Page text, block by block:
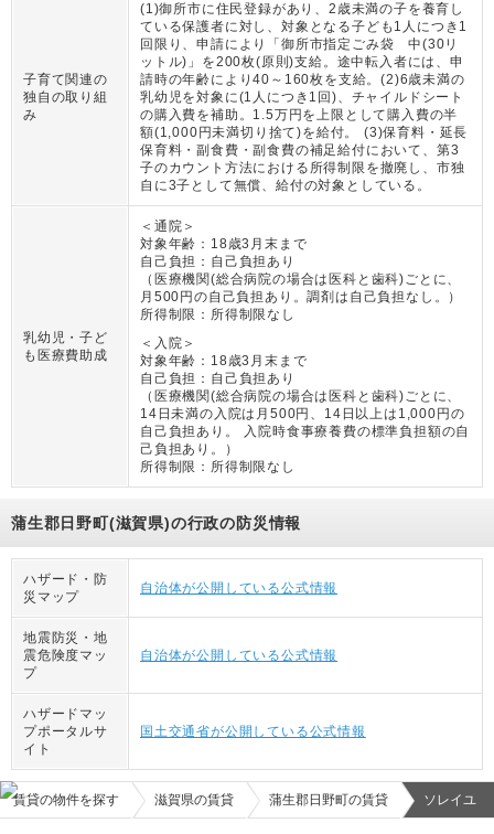
子育て関連の
独自の取り組
み
(1)御所市に住民登録があり、2歳未満の子を養育し
ている保護者に対し、対象となる子ども1人につき1
回限り、申請により「御所市指定ごみ袋 中(30リ
ットル)」を200枚(原則)支給。途中転入者には、申
請時の年齢により40～160枚を支給。(2)6歳未満の
乳幼児を対象に(1人につき1回)、チャイルドシート
の購入費を補助。1.5万円を上限として購入費の半
額(1,000円未満切り捨て)を給付。 (3)保育料・延長
保育料・副食費・副食費の補足給付において、第3
子のカウント方法における所得制限を撤廃し、市独
自に3子として無償、給付の対象としている。
乳幼児・子ど
も医療費助成
＜通院＞
対象年齢： 18歳3月末まで
自己負担： 自己負担あり
（ 医療機関(総合病院の場合は医科と歯科)ごとに、
月500円の自己負担あり。調剤は自己負担なし。
）
所得制限： 所得制限なし
＜入院＞
対象年齢： 18歳3月末まで
自己負担： 自己負担あり
（ 医療機関(総合病院の場合は医科と歯科)ごとに、
14日未満の入院は月500円、14日以上は1,000円の
自己負担あり。 入院時食事療養費の標準負担額の自
己負担あり。
）
所得制限： 所得制限なし
蒲生郡日野町(滋賀県)の行政の防災情報
ハザード・防
災マップ
自治体が公開している公式情報
地震防災・地
震危険度マッ
プ
自治体が公開している公式情報
ハザードマッ
プポータルサ
イト
国土交通省が公開している公式情報
賃貸の物件を探す 滋賀県の賃貸 蒲生郡日野町の賃貸 ソレイユ